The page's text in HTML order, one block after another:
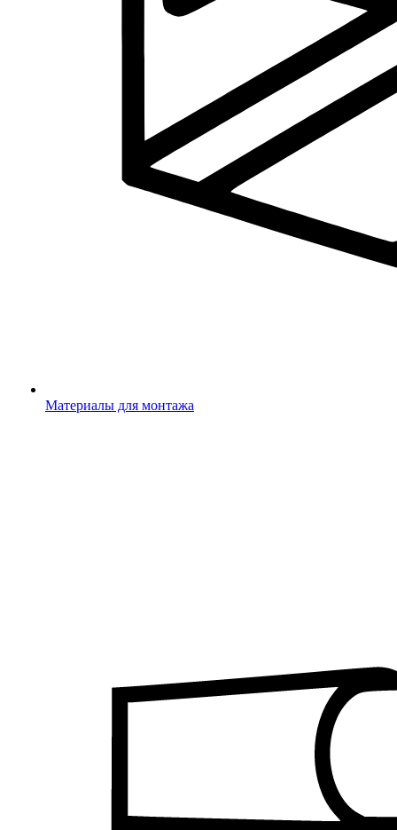
Материалы для монтажа